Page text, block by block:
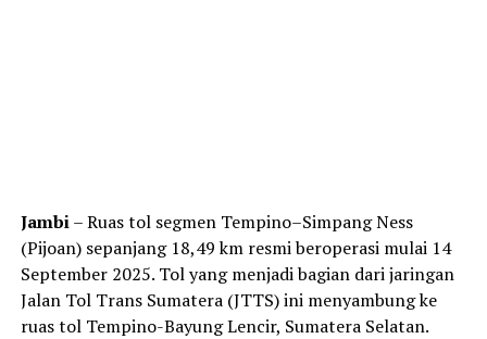
Jambi– Ruas tol segmen Tempino–Simpang Ness
(Pijoan) sepanjang 18,49 km resmi beroperasi mulai 14
September 2025. Tol yang menjadi bagian dari jaringan
Jalan Tol Trans Sumatera (JTTS) ini menyambung ke
ruas tol Tempino-Bayung Lencir, Sumatera Selatan.